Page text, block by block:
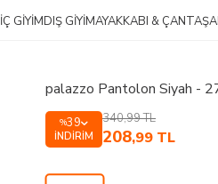
İÇ GIYIMDIŞ GIYIMAYAKKABI & ÇANTA
palazzo Pantolon Siyah -
%39
İNDIRIM
340,99TL
208,99 TL